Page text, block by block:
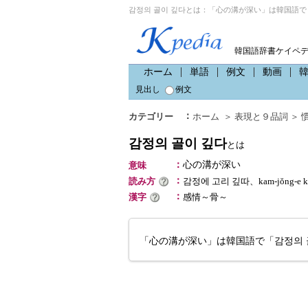
감정의 골이 깊다とは：「心の溝が深い」は韓国語
韓国語辞書ケイペ
ホーム 単語 例文 動画
見出し 例文
カテゴリー ： ホーム ＞ 表現と９品詞 ＞
감정의 골이 깊다とは
意味
： 心の溝が深い
読み方
： 감정에 고리 깊따、kam-jŏng-e
漢字
： 感情～骨～
「心の溝が深い」は韓国語で「감정